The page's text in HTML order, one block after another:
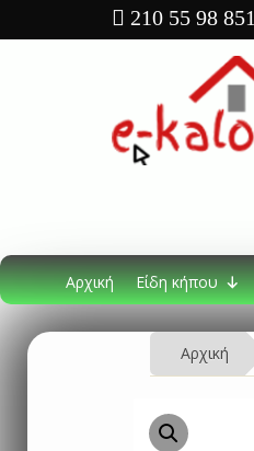
210 55 98 851
Αρχική Είδη κήπου
Αρχική